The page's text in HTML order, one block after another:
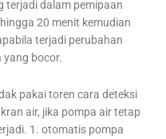
terjadi dalam pemipaan
20 menit kemudian
terjadi perubahan
yang bocor.
pakai toren cara deteksi
air, jika pompa air tetap
1. otomatis pompa